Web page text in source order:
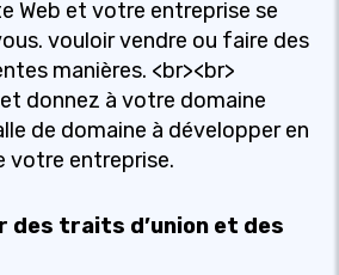
Web et votre entreprise se
vouloir vendre ou faire des
manières. <br><br>
et donnez à votre domaine
de domaine à développer en
votre entreprise.
des traits d’union et des